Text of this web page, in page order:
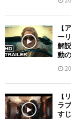
【
ー
解
動
【
ラ
す